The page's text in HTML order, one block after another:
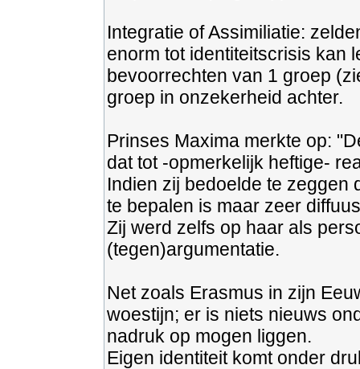
Integratie of Assimiliatie:
enorm tot identiteitscrisis kan
bevoorrechten van 1 groep
groep in onzekerheid achter.
Prinses Maxima merkte op:
dat tot -opmerkelijk heftige-
Indien zij bedoelde te zeggen
te bepalen is maar zeer
Zij werd zelfs op haar als
(tegen)argumentatie.
Net zoals Erasmus in zijn
woestijn; er is niets nieuws
nadruk op mogen liggen.
Eigen identiteit komt onder